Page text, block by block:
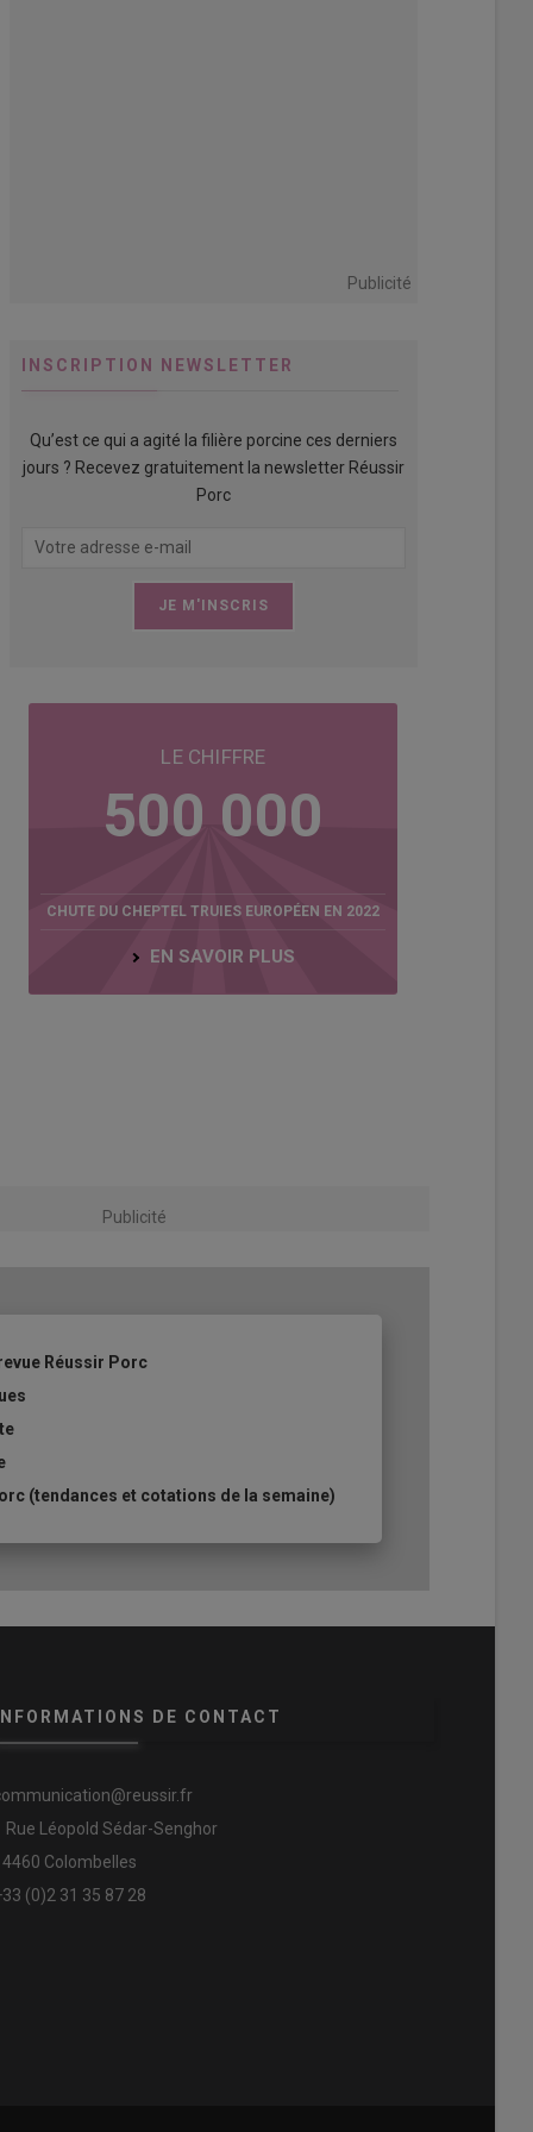
de sélection cherchent à améliorer simultanément prolificité,
Nucléus, DanBred, Topigs et Axiom, participant à une table ronde
Publicité
INSCRIPTION NEWSLETTER
Qu’est ce qui a agité la filière porcine ces derniers
jours ? Recevez gratuitement la newsletter Réussir
Porc
LE CHIFFRE
500 000
CHUTE DU CHEPTEL TRUIES EUROPÉEN EN 2022
EN SAVOIR PLUS
Publicité
Réussir Porc
(tendances et cotations de la semaine)
INFORMATIONS DE CONTACT
Rue Léopold Sédar-Senghor
Colombelles
(0)2 31 35 87 28